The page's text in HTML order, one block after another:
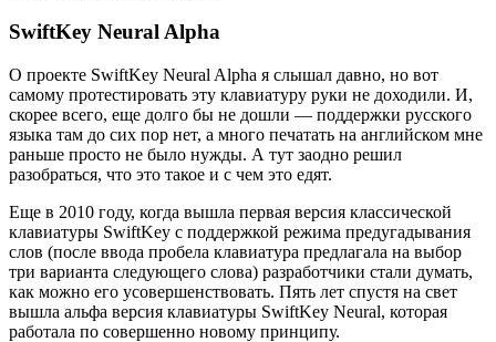
SwiftKey Neural Alpha
О проекте SwiftKey Neural Alpha я слышал давно, но вот
самому протестировать эту клавиатуру руки не доходили. И,
скорее всего, еще долго бы не дошли — поддержки русского
языка там до сих пор нет, а много печатать на английском мне
раньше просто не было нужды. А тут заодно решил
разобраться, что это такое и с чем это едят.
Еще в 2010 году, когда вышла первая версия классической
клавиатуры SwiftKey с поддержкой режима предугадывания
слов (после ввода пробела клавиатура предлагала на выбор
три варианта следующего слова) разработчики стали думать,
как можно его усовершенствовать. Пять лет спустя на свет
вышла альфа версия клавиатуры SwiftKey Neural, которая
работала по совершенно новому принципу.